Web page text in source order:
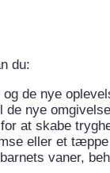
du:
de nye
nye
at skabe
eller et
vaner,